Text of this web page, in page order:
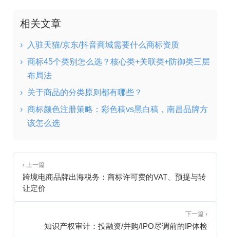
相关文章
›
入驻天猫/京东/抖音商城需要什么商标资质
› 商标45个类别怎么选？核心类+关联类+防御类三层
布局法
› 关于商品的分类原则都有哪些？
› 商标颜色注册策略：彩色稿vs黑白稿，南昌品牌方
该怎么选
‹ 上一篇
跨境电商品牌出海税务：商标许可费的VAT、预提与转
让定价
下一篇 ›
知识产权审计：投融资/并购/IPO尽调前的IP体检